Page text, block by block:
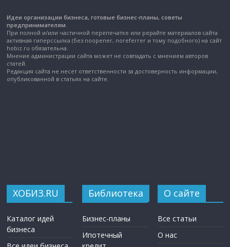
Идеи организации бизнеса, готовые бизнес-планы, советы
предпринимателям.
При полной и/или частичной перепечатке или рерайте материалов сайта
активная гиперссылка (без noopener, noreferrer и тому подобного) на сайт
hobiz.ru обязательна.
Мнение администрации сайта может не совпадать с мнением авторов
статей.
Редакция сайта не несет ответственности за достоверность информации,
опубликованной в статьях на сайте.
ХОБИЗ.RU
Каталог идей
бизнеса
Библиотека
Бизнес-планы
Ипотечный
О сайте
Все статьи
О нас